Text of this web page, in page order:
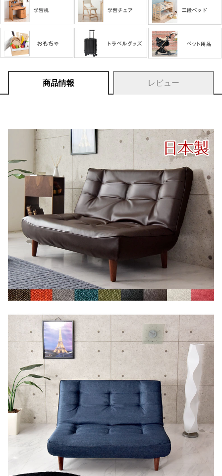
商品情報 レビュー